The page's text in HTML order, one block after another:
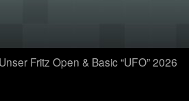
Unser Fritz Open & Basic “UFO” 2026